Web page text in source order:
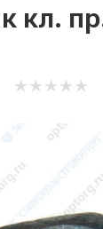
кл.